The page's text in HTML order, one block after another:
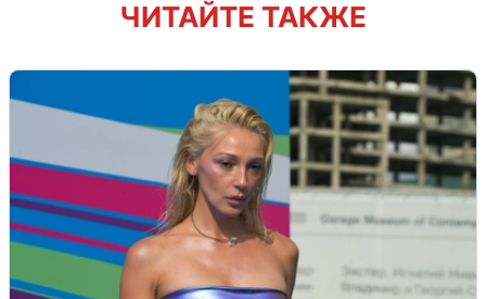
ЧИТАЙТЕ ТАКЖЕ